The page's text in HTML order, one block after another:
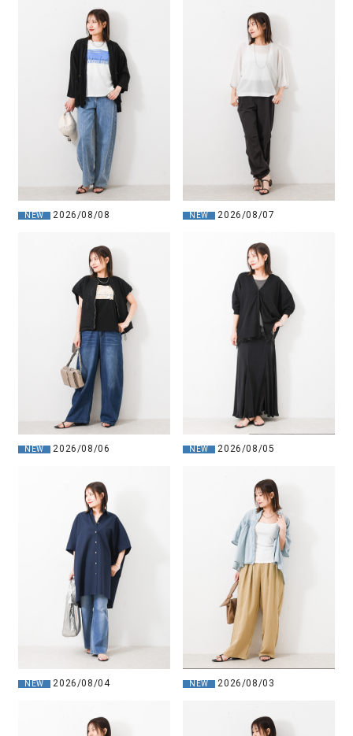
NEW 2026/08/08 NEW 2026/08/07
NEW 2026/08/06 NEW 2026/08/05
NEW 2026/08/04 NEW 2026/08/03